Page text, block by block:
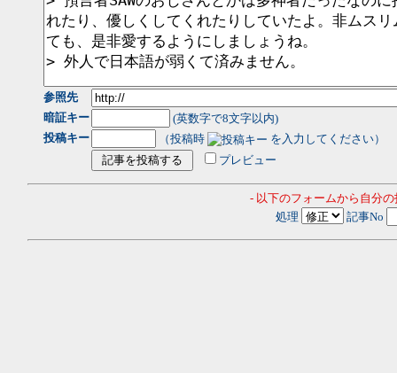
参照先
暗証キー
(英数字で8文字以内)
投稿キー
（投稿時
を入力してください）
プレビュー
- 以下のフォームから自分
処理
記事No